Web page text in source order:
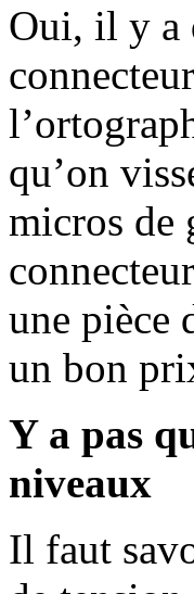
Oui, il y a
qu’on
micros de
une pièce
un bon
Y a pas
niveaux
Il faut